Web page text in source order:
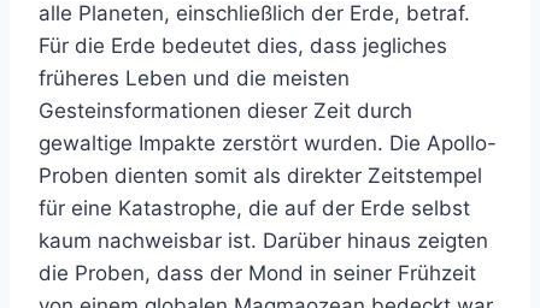
alle Planeten, einschließlich der Erde, betraf.
Für die Erde bedeutet dies, dass jegliches
früheres Leben und die meisten
Gesteinsformationen dieser Zeit durch
gewaltige Impakte zerstört wurden. Die Apollo-
Proben dienten somit als direkter Zeitstempel
für eine Katastrophe, die auf der Erde selbst
kaum nachweisbar ist. Darüber hinaus zeigten
die Proben, dass der Mond in seiner Frühzeit